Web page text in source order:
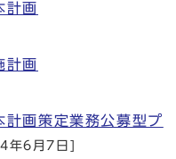
計画
計画
計画策定業務公募型プ
年6月7日]